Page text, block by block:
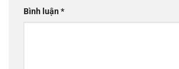
Bình luận*